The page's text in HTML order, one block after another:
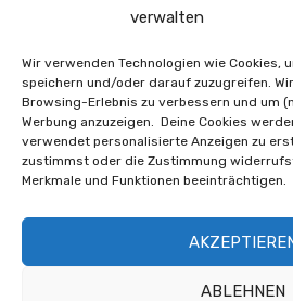
verwalten
Wir verwenden Technologien wie Cookies,
speichern und/oder darauf zuzugreifen.
Browsing-Erlebnis zu verbessern und um
Werbung anzuzeigen. Deine Cookies
verwendet personalisierte Anzeigen zu
zustimmst oder die Zustimmung
Merkmale und Funktionen beeinträchtigen.
ABLEHNEN
Upcycling
Stroh flechten
Weihnachten